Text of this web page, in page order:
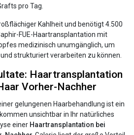
pro Tag.
Kahlheit und benötigt 4.500
FUE-Haartransplantation mit
medizinisch unumgänglich, um
strukturiert verarbeiten zu können.
Haartransplantation
Vorher-Nachher
gelungenen Haarbehandlung ist ein
unsichtbar in Ihr natürliches
einer Haartransplantation bei